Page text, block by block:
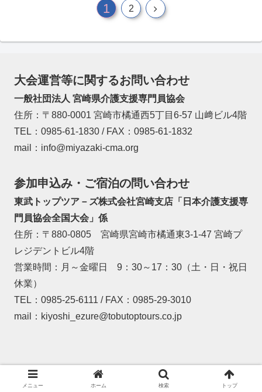
1 2
大会運営等に関するお問い合わせ
一般社団法人 宮崎県介護支援専門員協会
住所：〒880-0001 宮崎市橘通西5丁目6-57 山﨑ビル4階
TEL：0985-61-1830 / FAX：0985-61-1832
mail：info@miyazaki-cma.org
参加申込み・ご宿泊の問い合わせ
東武トップツア－ズ株式会社宮崎支店「日本介護支援専
門員協会全国大会」係
住所：〒880-0805 宮崎県宮崎市橘通東3-1-47 宮崎プ
レジデントビル4階
営業時間：月～金曜日 9：30～17：30（土・日・祝日
休業）
TEL：0985-25-6111 / FAX：0985-29-3010
mail：kiyoshi_ezure@tobutoptours.co.jp
© 2022全国大会 in みやざき | 宮崎県介護支援専門員協会.
メニュー ホーム 検索 トップ